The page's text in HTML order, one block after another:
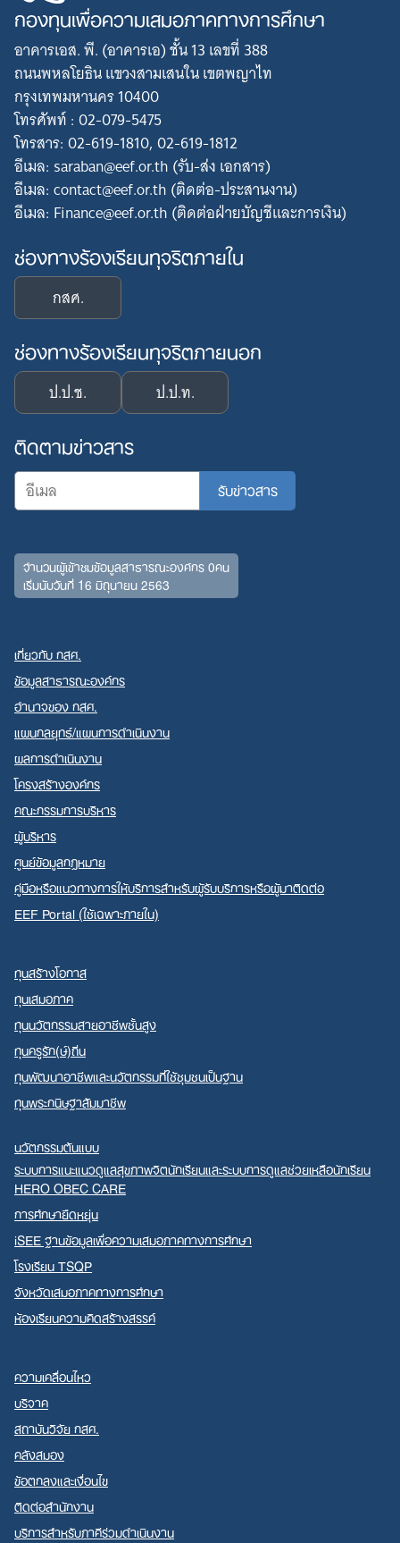
Search
กองทุนเพื่อความเสมอภาคทางการศึกษา
อาคารเอส. พี. (อาคารเอ) ชั้น 13 เลขที่ 388
ถนนพหลโยธิน แขวงสามเสนใน เขตพญาไท
กรุงเทพมหานคร 10400
โทรศัพท์ : 02-079-5475
โทรสาร: 02-619-1810, 02-619-1812
อีเมล: saraban@eef.or.th (รับ-ส่ง เอกสาร)
อีเมล: contact@eef.or.th (ติดต่อ-ประสานงาน)
อีเมล: Finance@eef.or.th (ติดต่อฝ่ายบัญชีและการเงิน)
ช่องทางร้องเรียนทุจริตภายใน
กสศ.
ช่องทางร้องเรียนทุจริตภายนอก
ป.ป.ช. ป.ป.ท.
ติดตามข่าวสาร
จำนวนผู้เข้าชมข้อมูลสาธารณะองค์กร 0คน
เริ่มนับวันที่ 16 มิถุนายน 2563
เกี่ยวกับ กสศ.
ข้อมูลสาธารณะองค์กร
อำนาจของ กสศ.
แผนกลยุทธ์/แผนการดำเนินงาน
ผลการดำเนินงาน
โครงสร้างองค์กร
คณะกรรมการบริหาร
ผู้บริหาร
ศูนย์ข้อมูลกฎหมาย
คู่มือหรือแนวทางการให้บริการสำหรับผู้รับบริการหรือผู้มาติดต่อ
EEF Portal (ใช้เฉพาะภายใน)
ทุนสร้างโอกาส
ทุนเสมอภาค
ทุนนวัตกรรมสายอาชีพชั้นสูง
ทุนครูรัก(ษ์)ถิ่น
ทุนพัฒนาอาชีพและนวัตกรรมที่ใช้ชุมชนเป็นฐาน
ทุนพระกนิษฐาสัมมาชีพ
นวัตกรรมต้นแบบ
ระบบการแนะแนวดูแลสุขภาพจิตนักเรียนและระบบการดูแลช่วยเหลือนักเรียน
HERO OBEC CARE
การศึกษายืดหยุ่น
iSEE ฐานข้อมูลเพื่อความเสมอภาคทางการศึกษา
โรงเรียน TSQP
จังหวัดเสมอภาคทางการศึกษา
ห้องเรียนความคิดสร้างสรรค์
ความเคลื่อนไหว
บริจาค
สถาบันวิจัย กสศ.
คลังสมอง
ข้อตกลงและเงื่อนไข
ติดต่อสำนักงาน
บริการสำหรับภาคีร่วมดำเนินงาน